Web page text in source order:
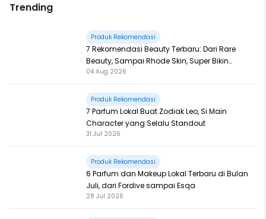
Trending
Produk Rekomendasi
7 Rekomendasi Beauty Terbaru: Dari Rare
Beauty, Sampai Rhode Skin, Super Bikin
Fomo
04 Aug 2026
Produk Rekomendasi
7 Parfum Lokal Buat Zodiak Leo, Si Main
Character yang Selalu Standout
31 Jul 2026
Produk Rekomendasi
6 Parfum dan Makeup Lokal Terbaru di Bulan
Juli, dari Fordive sampai Esqa
28 Jul 2026